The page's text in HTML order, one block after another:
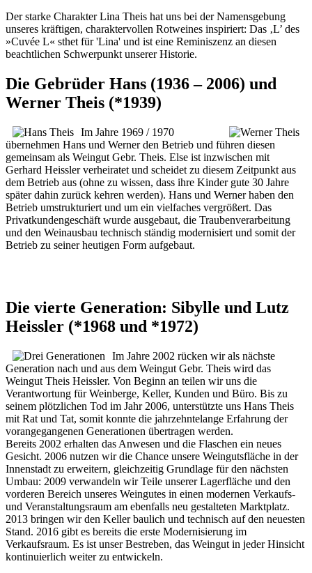
Der starke Charakter Lina Theis hat uns bei der Namensgebung
unseres kräftigen, charaktervollen Rotweines inspiriert: Das ‚L’ des
»Cuvée L« sthet für 'Lina' und ist eine Reminiszenz an diesen
beachtlichen Schwerpunkt unserer Historie.
Die Gebrüder Hans (1936 – 2006) und
Werner Theis (*1939)
Im Jahre 1969 / 1970
übernehmen Hans und Werner den Betrieb und führen diesen
gemeinsam als Weingut Gebr. Theis. Else ist inzwischen mit
Gerhard Heissler verheiratet und scheidet zu diesem Zeitpunkt aus
dem Betrieb aus (ohne zu wissen, dass ihre Kinder gute 30 Jahre
später dahin zurück kehren werden). Hans und Werner haben den
Betrieb umstrukturiert und um ein vielfaches vergrößert. Das
Privatkundengeschäft wurde ausgebaut, die Traubenverarbeitung
und den Weinausbau technisch ständig modernisiert und somit der
Betrieb zu seiner heutigen Form aufgebaut.
Die vierte Generation: Sibylle und Lutz
Heissler (*1968 und *1972)
Im Jahre 2002 rücken wir als nächste
Generation nach und aus dem Weingut Gebr. Theis wird das
Weingut Theis Heissler. Von Beginn an teilen wir uns die
Verantwortung für Weinberge, Keller, Kunden und Büro. Bis zu
seinem plötzlichen Tod im Jahr 2006, unterstützte uns Hans Theis
mit Rat und Tat, somit konnte die jahrzehntelange Erfahrung der
vorangegangenen Generationen übertragen werden.
Bereits 2002 erhalten das Anwesen und die Flaschen ein neues
Gesicht. 2006 nutzen wir die Chance unsere Weingutsfläche in der
Innenstadt zu erweitern, gleichzeitig Grundlage für den nächsten
Umbau: 2009 verwandeln wir Teile unserer Lagerfläche und den
vorderen Bereich unseres Weingutes in einen modernen Verkaufs-
und Veranstaltungsraum am ebenfalls neu gestalteten Marktplatz.
2013 bringen wir den Keller baulich und technisch auf den neuesten
Stand. 2016 gibt es bereits die erste Modernisierung im
Verkaufsraum. Es ist unser Bestreben, das Weingut in jeder Hinsicht
kontinuierlich weiter zu entwickeln.